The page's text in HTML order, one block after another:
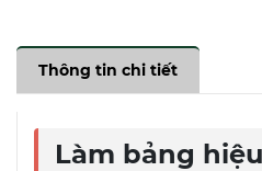
Thông tin chi tiết
Làm bảng